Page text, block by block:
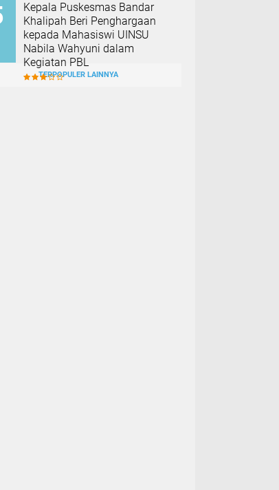
Kepala Puskesmas Bandar
Khalipah Beri Penghargaan
kepada Mahasiswi UINSU
Nabila Wahyuni dalam
Kegiatan PBL
TERPOPULER LAINNYA